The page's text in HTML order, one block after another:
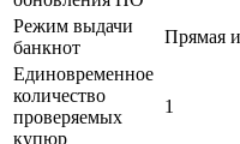
Режим выдачи
банкнот
Прямая
Единовременное
количество
проверяемых
купюр
1